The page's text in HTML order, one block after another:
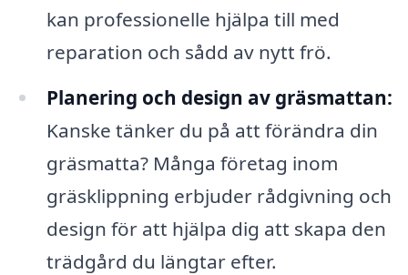
kan professionelle hjälpa till med
reparation och sådd av nytt frö.
Planering och design av gräsmattan:
Kanske tänker du på att förändra din
gräsmatta? Många företag inom
gräsklippning erbjuder rådgivning och
design för att hjälpa dig att skapa den
trädgård du längtar efter.